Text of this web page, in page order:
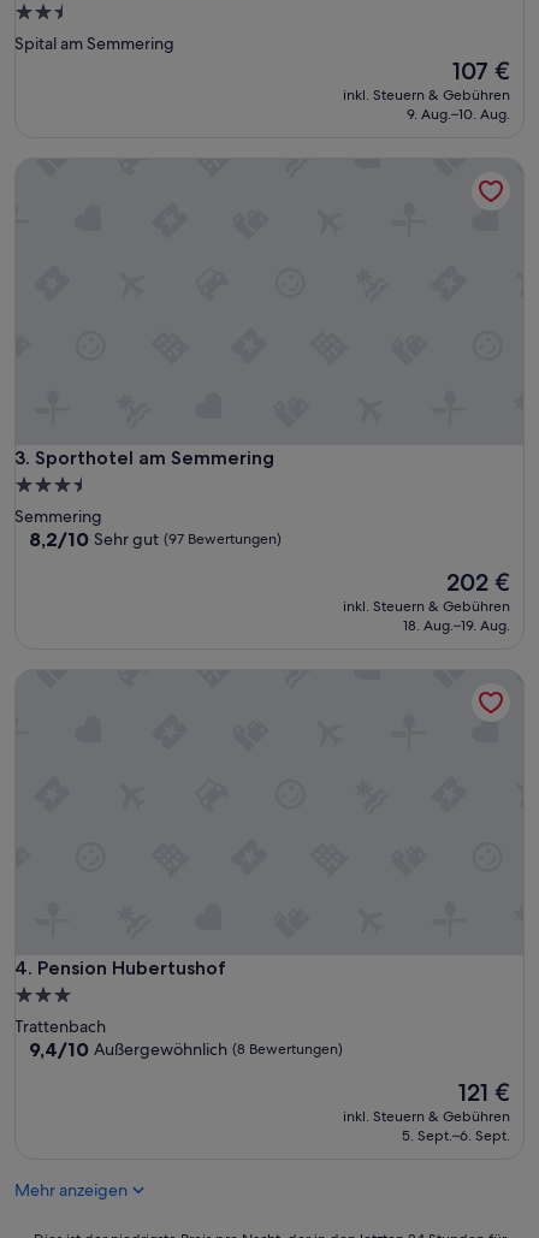
2.5-
Sterne-
Spital am Semmering
Der
Preis
beträgt
107 €
inkl. Steuern & Gebühren
9. Aug.–10. Aug.
3. Sporthotel am Semmering
Sporthotel am Semmering
3.5-
Sterne-
Unterkunft
Semmering
8.2
Bewertungen)
8,2/10 Sehr gut (97 Bewertungen)
Der
Preis
beträgt
202 €
inkl. Steuern & Gebühren
18. Aug.–19. Aug.
4. Pension Hubertushof
Pension Hubertushof
3.0-
Sterne-
Unterkunft
Trattenbach
9.4
9,4/10 Außergewöhnlich (8 Bewertungen)
Der
Preis
beträgt
121 €
inkl. Steuern & Gebühren
5. Sept.–6. Sept.
Mehr anzeigen